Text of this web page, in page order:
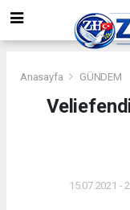
Anasayfa GÜNDEM
15.07.2021 -